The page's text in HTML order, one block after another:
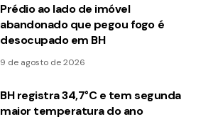
Prédio ao lado de imóvel
abandonado que pegou fogo é
desocupado em BH
9 de agosto de 2026
BH registra 34,7°C e tem segunda
maior temperatura do ano